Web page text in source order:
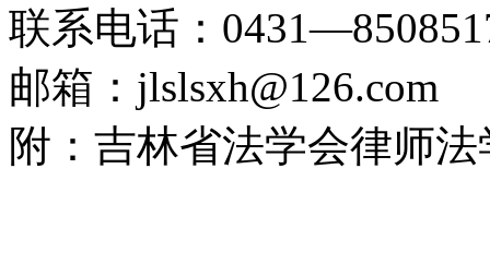
联系电话：
邮箱：jlslsxh@126.com
附：吉林省法学会律师